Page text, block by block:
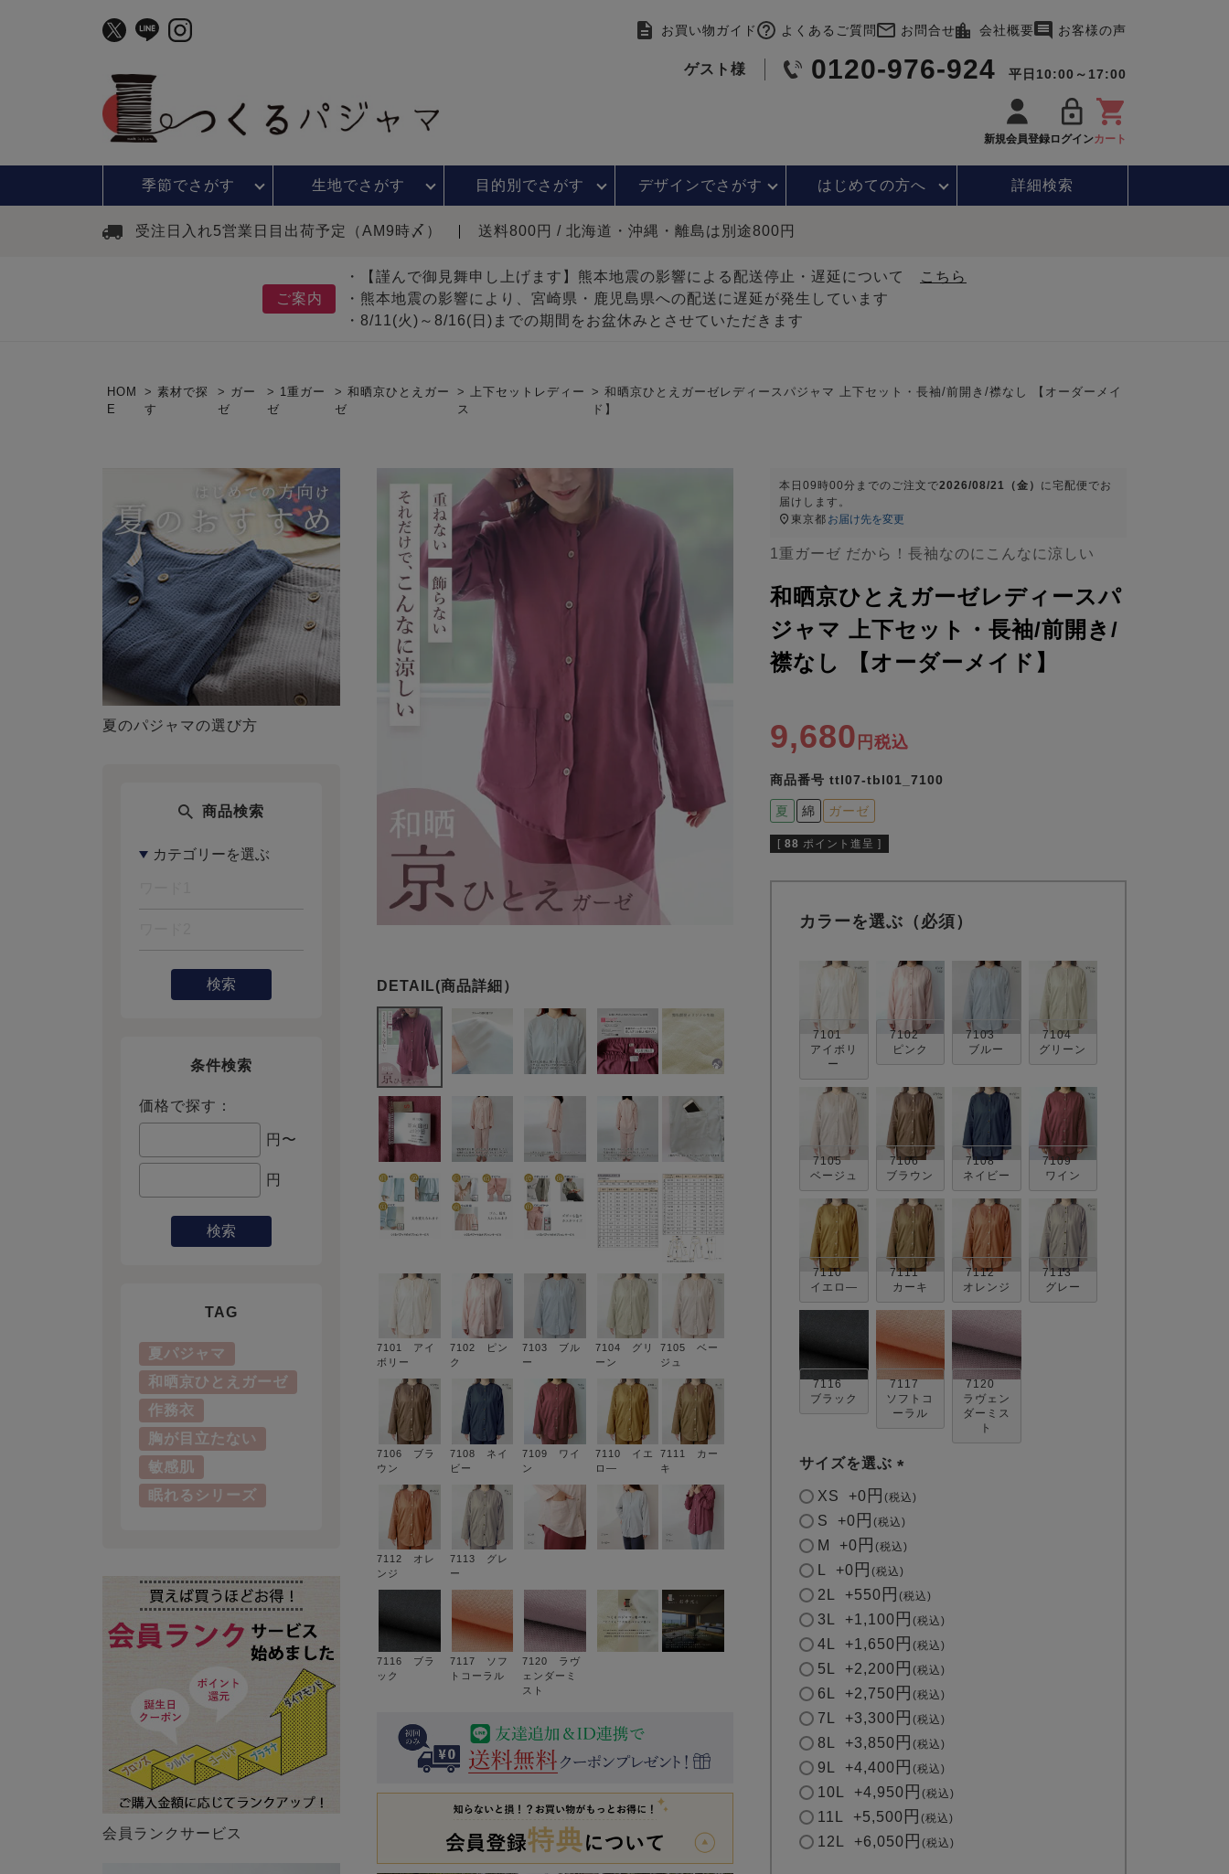
お買い物ガイド よくあるご質問 お問合せ 会社概要 お客様の声
ゲスト様 0120-976-924 平日10:00～17:00
新規会員登録ログインカート
季節でさがす 生地でさがす 目的別でさがす デザインでさがす はじめての方へ 詳細検索
受注日入れ5営業日目出荷予定（AM9時〆） 送料800円 / 北海道・沖縄・離島は別途800円
ご案内
・【謹んで御見舞申し上げます】熊本地震の影響による配送停止・遅延について
こちら
・熊本地震の影響により、宮崎県・鹿児島県への配送に遅延が発生しています
・8/11(火)～8/16(日)までの期間をお盆休みとさせていただきます
HOM
E
素材で探
す
ガー
ゼ
1重ガー
ゼ
和晒京ひとえガー
ゼ
上下セットレディー
ス
和晒京ひとえガーゼレディースパジャマ 上下セット・長袖/前開き/襟なし 【オーダーメイ
ド】
夏のパジャマの選び方
商品検索
検索
条件検索
価格で探す：
円〜
円
検索
TAG
夏パジャマ
和晒京ひとえガーゼ
作務衣
胸が目立たない
敏感肌
眠れるシリーズ
会員ランクサービス
7101 アイ
ボリー
7102 ピン
ク
7103 ブル
ー
7104 グリ
ーン
7105 ベー
ジュ
7106 ブラ
ウン
7108 ネイ
ビー
7109 ワイ
ン
7110 イエ
ロ―
7111 カー
キ
7112 オレ
ンジ
7113 グレ
ー
7116 ブラ
ック
7117 ソフ
トコーラル
7120 ラヴ
ェンダーミ
スト
本日 09時00分 までのご注文で2026/08/21（金） に宅配便 でお
届けします。
東京都 お届け先を変更
1重ガーゼ だから！長袖なのにこんなに涼しい
和晒京ひとえガーゼレディースパ
ジャマ 上下セット・長袖/前開き/
襟なし 【オーダーメイド】
9,680 税込
商品番号 ttl07-tbl01_7100
夏 綿 ガーゼ
[ 88 ポイント進呈 ]
カラーを選ぶ（必須）
7101
アイボリ
ー
7102
ピンク
7103
ブルー
7104
グリーン
7105
ベージュ
7106
ブラウン
7108
ネイビー
7109
ワイン
7110
イエロ―
7111
カーキ
7112
オレンジ
7113
グレー
7116
ブラック
7117
ソフトコ
ーラル
7120
ラヴェン
ダーミス
ト
サイズを選ぶ
(
)
XS +0 税込
S +0 税込
M +0 税込
+0 税込
2L +550 税込
3L +1,100 税込
4L +1,650 税込
5L +2,200 税込
6L +2,750 税込
7L +3,300 税込
8L +3,850 税込
9L +4,400 税込
10L +4,950 税込
11L +5,500 税込
12L +6,050 税込